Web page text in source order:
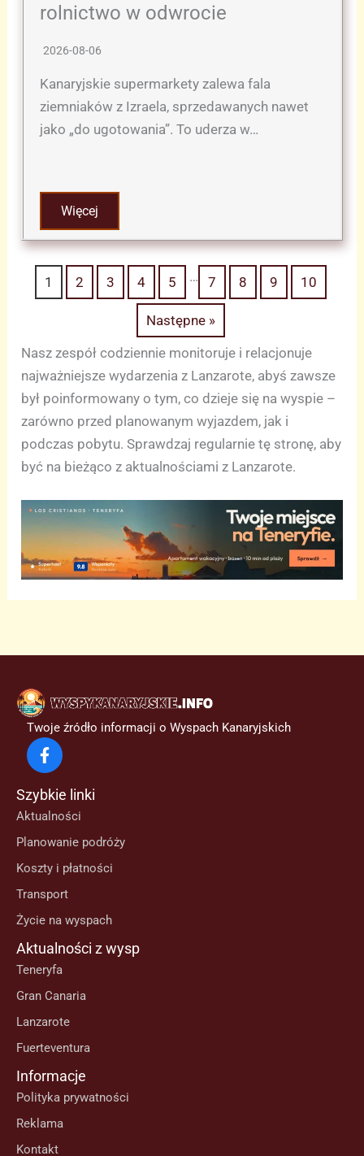
rolnictwo w odwrocie
2026-08-06
Kanaryjskie supermarkety zalewa fala
ziemniaków z Izraela, sprzedawanych nawet
jako „do ugotowania”. To uderza w…
Więcej
1 2 3 4 5 … 7 8 9 10
Następne »
Nasz zespół codziennie monitoruje i relacjonuje
najważniejsze wydarzenia z Lanzarote, abyś zawsze
był poinformowany o tym, co dzieje się na wyspie –
zarówno przed planowanym wyjazdem, jak i
podczas pobytu. Sprawdzaj regularnie tę stronę, aby
być na bieżąco z aktualnościami z Lanzarote.
Twoje źródło informacji o Wyspach Kanaryjskich
Szybkie linki
Aktualności
Planowanie podróży
Koszty i płatności
Transport
Życie na wyspach
Aktualności z wysp
Teneryfa
Gran Canaria
Lanzarote
Fuerteventura
Informacje
Polityka prywatności
Reklama
Kontakt